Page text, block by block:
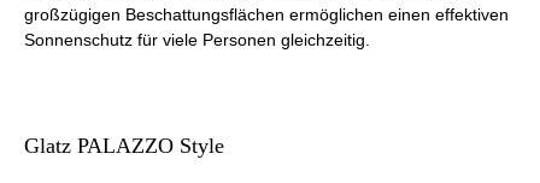
großzügigen Beschattungsflächen ermöglichen einen effektiven
Sonnenschutz für viele Personen gleichzeitig.
Glatz PALAZZO Style